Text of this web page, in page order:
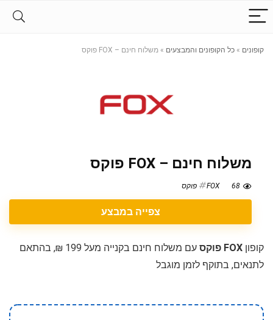
קופונים » כל הקופונים והמבצעים » משלוח חינם – FOX פוקס
משלוח חינם – FOX פוקס
68 FOX פוקס
צפייה במבצע
קופון FOX פוקס
עם משלוח חינם בקנייה מעל 199 ₪, בהתאם
לתנאים, בתוקף לזמן מוגבל